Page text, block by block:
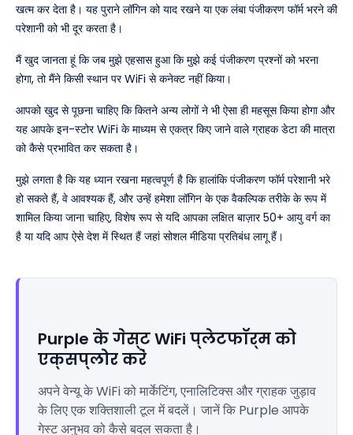
खत्म कर देता है। यह पुराने लॉगिन को याद रखने या एक लंबा पंजीकरण फॉर्म भरने की
परेशानी को भी दूर करता है।
मैं खुद जानता हूं कि जब मुझे एहसास हुआ कि मुझे कई पंजीकरण प्रश्नों को भरना
होगा, तो मैंने किसी स्थान पर WiFi से कनेक्ट नहीं किया।
आपको खुद से पूछना चाहिए कि कितने अन्य लोगों ने भी ऐसा ही महसूस किया होगा और
यह आपके इन-स्टोर WiFi के माध्यम से एकत्र किए जाने वाले ग्राहक डेटा की मात्रा
को कैसे प्रभावित कर सकता है।
मुझे लगता है कि यह ध्यान रखना महत्वपूर्ण है कि हालांकि पंजीकरण फॉर्म परेशानी भरे
हो सकते हैं, वे आवश्यक हैं, और उन्हें हमेशा लॉगिन के एक वैकल्पिक तरीके के रूप में
शामिल किया जाना चाहिए, विशेष रूप से यदि आपका लक्षित बाज़ार 50+ आयु वर्ग का
है या यदि आप ऐसे देश में स्थित हैं जहां सोशल मीडिया प्रतिबंध लागू हैं।
Purple के गेस्ट WiFi प्लेटफॉर्म को
एक्सप्लोर करें
अपने वेन्यू के WiFi को मार्केटिंग, एनालिटिक्स और ग्राहक जुड़ाव
के लिए एक शक्तिशाली टूल में बदलें। जानें कि Purple आपके
गेस्ट अनुभव को कैसे बदल सकता है।